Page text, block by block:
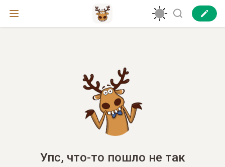
Упс, что-то пошло не так